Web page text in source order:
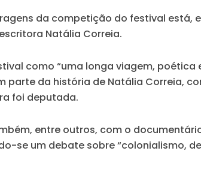
da competição do festival está,
Natália Correia.
como “uma longa viagem,
parte da história de Natália Correia,
foi deputada.
entre outros, com o
se um debate sobre “colonialismo,